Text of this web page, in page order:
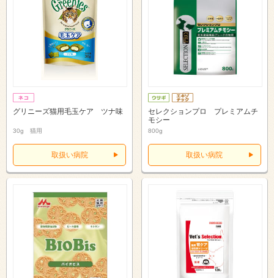
グリニーズ猫用毛玉ケア ツナ味
30g 猫用
取扱い病院
セレクションプロ プレミアムチ
モシー
800g
取扱い病院